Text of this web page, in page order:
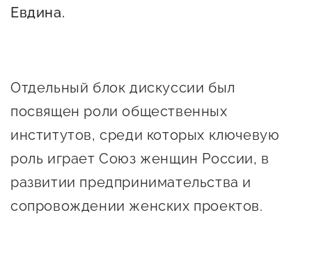
Евдина.
Отдельный блок дискуссии был
посвящен роли общественных
институтов, среди которых ключевую
роль играет Союз женщин России, в
развитии предпринимательства и
сопровождении женских проектов.